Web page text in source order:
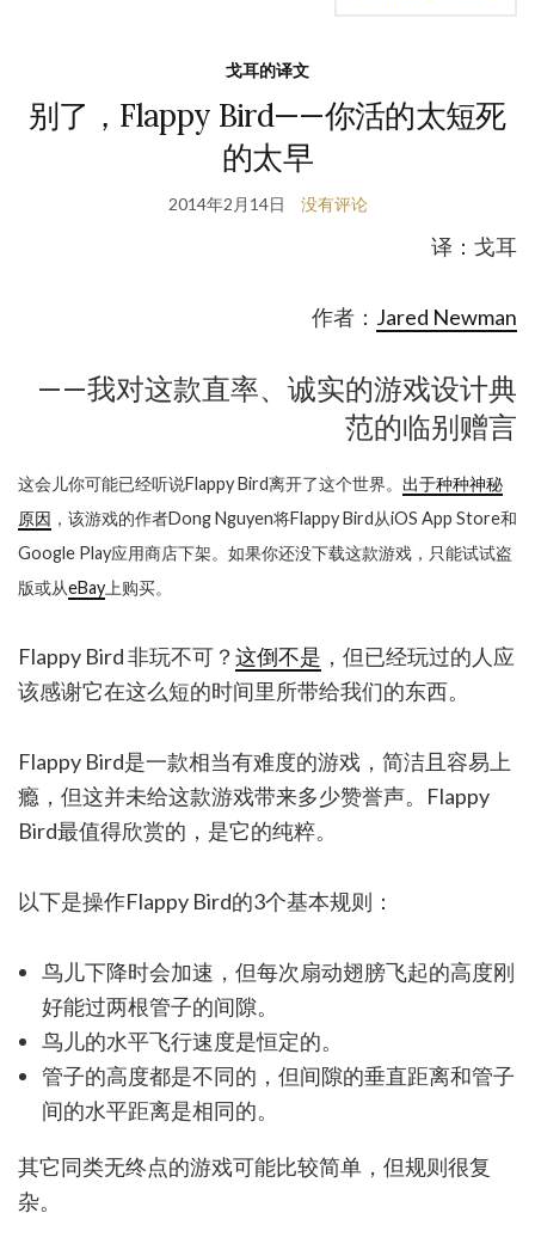
戈耳的译文
别了，Flappy Bird——你活的太短死
的太早
2014年2月14日 没有评论
译：戈耳
作者： Jared Newman
——我对这款直率、诚实的游戏设计典
范的临别赠言
这会儿你可能已经听说Flappy Bird离开了这个世界。 出于种种神秘
原因 ，该游戏的作者Dong Nguyen将Flappy Bird从iOS App Store和
Google Play应用商店下架。如果你还没下载这款游戏，只能试试盗
版或从eBay 上购买。
Flappy Bird 非玩不可？ 这倒不是 ，但已经玩过的人应
该感谢它在这么短的时间里所带给我们的东西。
Flappy Bird是一款相当有难度的游戏，简洁且容易上
瘾，但这并未给这款游戏带来多少赞誉声。Flappy
Bird最值得欣赏的，是它的纯粹。
以下是操作Flappy Bird的3个基本规则：
鸟儿下降时会加速，但每次扇动翅膀飞起的高度刚
好能过两根管子的间隙。
鸟儿的水平飞行速度是恒定的。
管子的高度都是不同的，但间隙的垂直距离和管子
间的水平距离是相同的。
其它同类无终点的游戏可能比较简单，但规则很复
杂。